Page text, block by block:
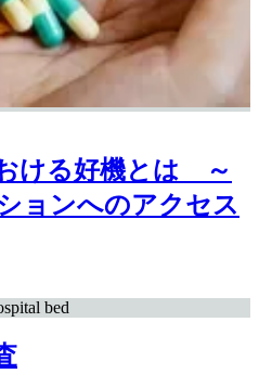
ける好機とは ～
ョンへのアクセス